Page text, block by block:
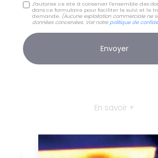
J'autorise ce site à conserver l'ensemble des
dans ce formulaire pour faciliter le suivi et le
demande. (Aucune exploitation commerciale ne
données concervées. Voir notrepolitique de
En savoir +